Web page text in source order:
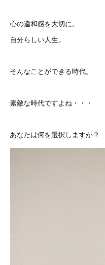
心の違和感を大切に。
自分らしい人生。
そんなことができる時代。
素敵な時代ですよね・・・
あなたは何を選択しますか？